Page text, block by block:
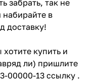
забрать, так не
в
доставку!
купить и
ли) пришлите
00000-13 ссылку .